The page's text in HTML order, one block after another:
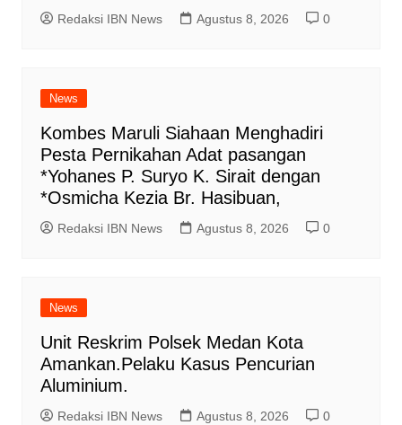
Redaksi IBN News Agustus 8, 2026 0
News
Kombes Maruli Siahaan Menghadiri
Pesta Pernikahan Adat pasangan
*Yohanes P. Suryo K. Sirait dengan
*Osmicha Kezia Br. Hasibuan,
Redaksi IBN News Agustus 8, 2026 0
News
Unit Reskrim Polsek Medan Kota
Amankan.Pelaku Kasus Pencurian
Aluminium.
Redaksi IBN News Agustus 8, 2026 0